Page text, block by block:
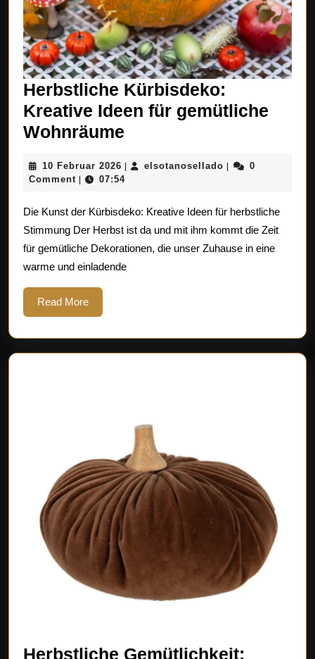
Herbstliche Kürbisdeko:
Kreative Ideen für gemütliche
Wohnräume
Kreative
für
gemütliche
Wohnräume
10 Februar 2026 10
Februar
| elsotanosellado elsotanosellado
|
0
Comment | 07:54
Die Kunst der Kürbisdeko: Kreative Ideen für herbstliche
Stimmung Der Herbst ist da und mit ihm kommt die Zeit
für gemütliche Dekorationen, die unser Zuhause in eine
warme und einladende
Read MoreRead
More
Herbstliche Gemütlichkeit: